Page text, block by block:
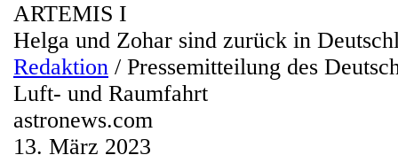
ARTEMIS I
Helga und Zohar sind zurück in
Redaktion / Pressemitteilung des
Luft- und Raumfahrt
astronews.com
13. März 2023